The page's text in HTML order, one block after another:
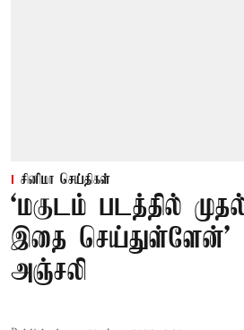
சினிமா செய்திகள்
‘மகுடம் படத்தில்
இதை செய்துள்ளேன்’
அஞ்சலி